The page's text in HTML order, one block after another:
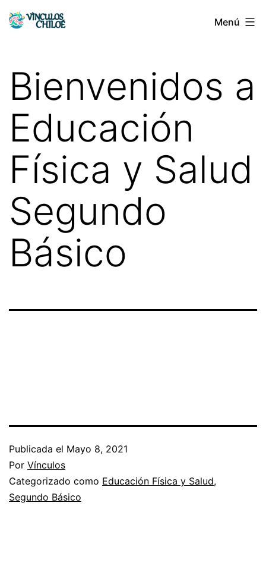
Saltar
Vínculos
Menú
Bienvenidos a
Educación
Física y Salud
Segundo
Básico
Publicada el Mayo 8, 2021
Por Vínculos
Categorizado como Educación Física y Salud,
Segundo Básico